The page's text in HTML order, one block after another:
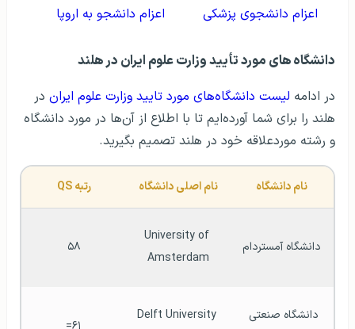
اعزام دانشجوی پزشکی اعزام دانشجو به اروپا
دانشگاه‌ های مورد تأیید وزارت علوم ایران در هلند
در ادامه لیست دانشگاه‌های مورد تایید وزارت علوم ایران در
هلند را برای شما آورده‌ایم تا با اطلاع از آن‌ها در مورد دانشگاه
و رشته موردعلاقه خود در هلند تصمیم بگیرید.
نام دانشگاه نام اصلی دانشگاه رتبه QS
دانشگاه آمستردام
University of
Amsterdam
۵۸
Delft University